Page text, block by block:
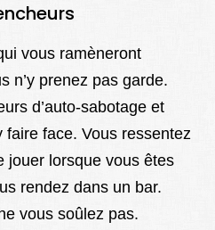
vous ramèneront
n’y prenez pas garde.
d’auto-sabotage et
faire face. Vous ressentez
jouer lorsque vous êtes
rendez dans un bar.
vous soûlez pas.